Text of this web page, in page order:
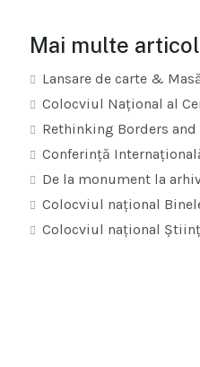
Mai multe
Lansare de carte &
Colocviul Național al
Rethinking Borders
Conferință
De la monument la
Colocviul național
Colocviul național